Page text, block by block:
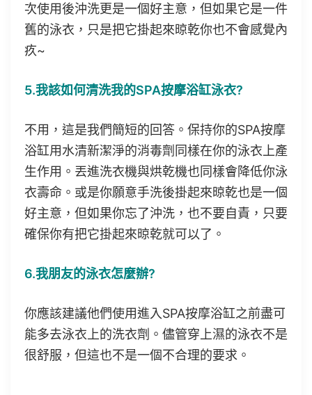
次使用後沖洗更是一個好主意，但如果它是一件
舊的泳衣，只是把它掛起來晾乾你也不會感覺內
疚~
5.我該如何清洗我的SPA按摩浴缸泳衣?
不用，這是我們簡短的回答。保持你的SPA按摩
浴缸用水清新潔淨的消毒劑同樣在你的泳衣上產
生作用。丟進洗衣機與烘乾機也同樣會降低你泳
衣壽命。或是你願意手洗後掛起來晾乾也是一個
好主意，但如果你忘了沖洗，也不要自責，只要
確保你有把它掛起來晾乾就可以了。
6.我朋友的泳衣怎麼辦?
你應該建議他們使用進入SPA按摩浴缸之前盡可
能多去泳衣上的洗衣劑。儘管穿上濕的泳衣不是
很舒服，但這也不是一個不合理的要求。